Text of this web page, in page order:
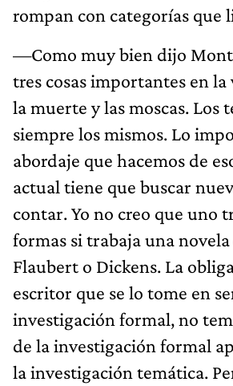
rompan con categorías que
—Como muy bien dijo
tres cosas importantes en la
la muerte y las moscas. Los
siempre los mismos. Lo
abordaje que hacemos de
actual tiene que buscar
contar. Yo no creo que uno
formas si trabaja una
Flaubert o Dickens. La
escritor que se lo tome en
investigación formal, no
de la investigación formal
la investigación temática.